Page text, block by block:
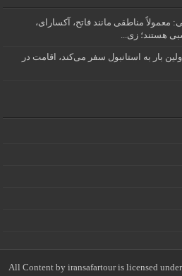
مناطقی مانند فاتح، آکسارای،
هستند؛ زی...
بار به استانبول سفر می‌کند، اقامت در
All Content by iransafartour is licensed